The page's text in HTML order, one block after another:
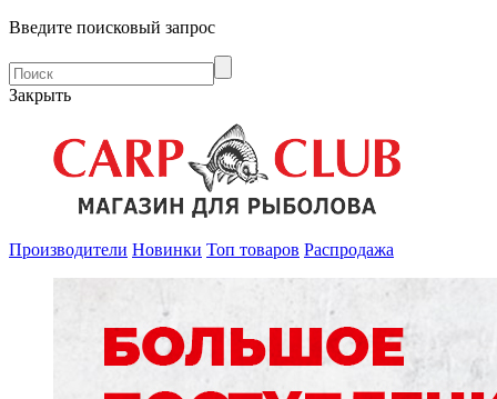
Введите поисковый запрос
Закрыть
Производители Новинки Топ товаров Распродажа